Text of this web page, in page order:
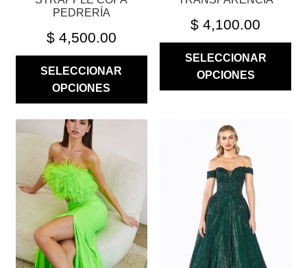
PEDRERÍA
$4,500.00
SELECCIONAR
OPCIONES
$ 4,100.00
SELECCIONAR
OPCIONES
PRODUCTO
TIENE
MÚLTIPLES
VARIANTES.
OPCIONES
PUEDEN
PRODUCTO
MÚLTIPLES
VARIANTES.
OPCIONES
PUEDEN